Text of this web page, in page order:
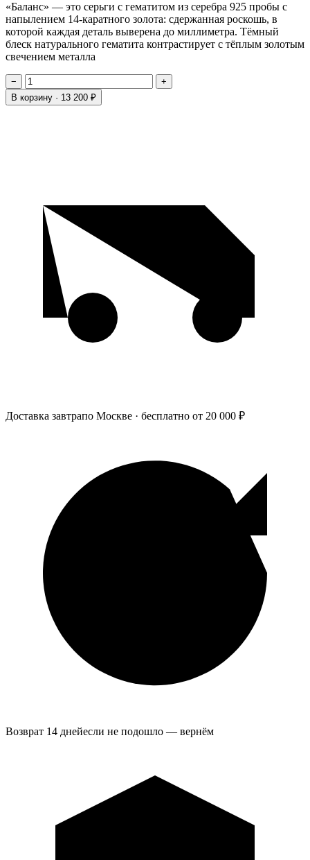
«Баланс» — это серьги с гематитом из серебра 925 пробы с
напылением 14-каратного золота: сдержанная роскошь, в
которой каждая деталь выверена до миллиметра. Тёмный
блеск натурального гематита контрастирует с тёплым золотым
свечением металла
−
+
В корзину · 13 200 ₽
Доставка завтрапо Москве · бесплатно от 20 000 ₽
Возврат 14 днейесли не подошло — вернём